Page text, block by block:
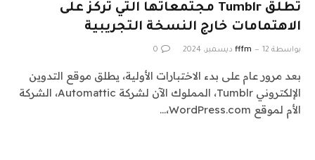
تطلق Tumblr مجتمعاتها التي تركز على
الاهتمامات خارج النسخة التجريبية
بواسطة fffm 12 ديسمبر، 2024 0
بعد مرور عام على بدء الاختبارات الأولية، يطلق موقع التدوين
الإلكتروني Tumblr، المملوك الآن لشركة Automattic، الشركة
الأم لموقع WordPress.com،…